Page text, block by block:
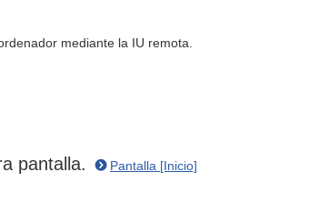
mediante la IU remota.
pantalla. Pantalla [Inicio]